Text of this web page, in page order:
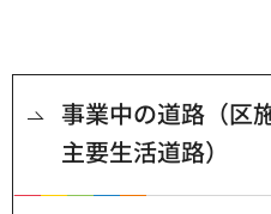
事業中の道路（区
主要生活道路）